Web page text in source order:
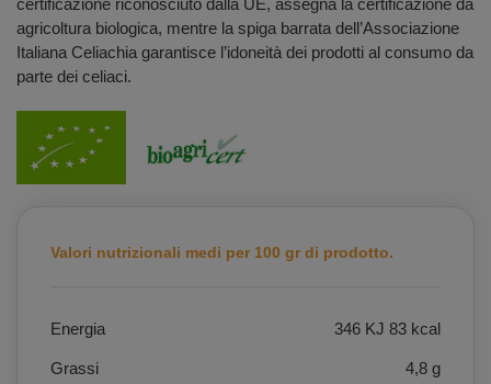
certificazione riconosciuto dalla UE, assegna la certificazione da
agricoltura biologica, mentre la spiga barrata dell’Associazione
Italiana Celiachia garantisce l’idoneità dei prodotti al consumo da
parte dei celiaci.
Valori nutrizionali medi per 100 gr di prodotto.
Energia 346 KJ 83 kcal
Grassi 4,8 g